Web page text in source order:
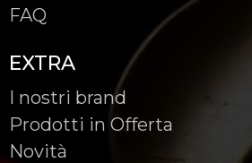
FAQ
EXTRA
I nostri brand
Prodotti in Offerta
Novità